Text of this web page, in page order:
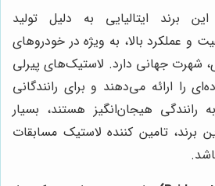
این برند ایتالیایی به دلیل تولید
و عملکرد بالا، به ویژه در خودروهای
شهرت جهانی دارد. لاستیک‌های پیرلی
را ارائه می‌دهند و برای رانندگانی
رانندگی هیجان‌انگیز هستند، بسیار
برند، تامین کننده لاستیک مسابقات